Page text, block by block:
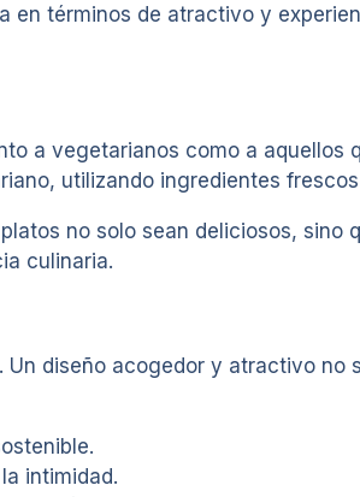
términos de atractivo y
a vegetarianos como a aquellos
utilizando ingredientes
no solo sean deliciosos, sino
culinaria.
diseño acogedor y atractivo no
intimidad.